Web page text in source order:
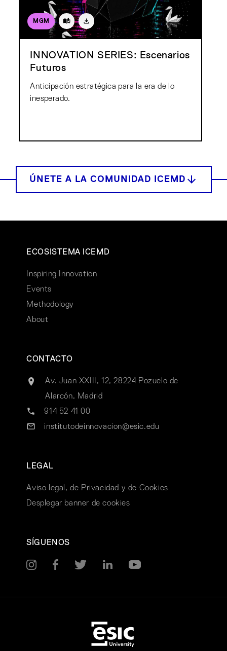
MGM
INNOVATION SERIES: Escenarios
Futuros
Anticipación estratégica para la era de lo
inesperado.
ECOSISTEMA ICEMD
Inspiring Innovation
Events
Methodology
About
CONTACTO
Av. Juan XXIII, 12, 28224 Pozuelo de
Alarcón, Madrid
914 52 41 00
institutodeinnovacion@esic.edu
LEGAL
Aviso legal, de Privacidad y de Cookies
Desplegar banner de cookies
SÍGUENOS